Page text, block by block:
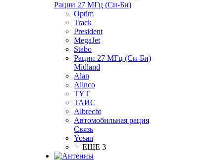
Рации 27 МГц (Си-Би)
Optim
Track
President
MegaJet
Stabo
Рации 27 МГц (Си-Би)
Midland
Alan
Alinco
TYT
ТАИС
Albrecht
Автомобильная рация
Связь
Yosan
+ ЕЩЕ 3